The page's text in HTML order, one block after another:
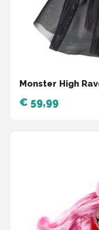
Monster High
€ 59,99